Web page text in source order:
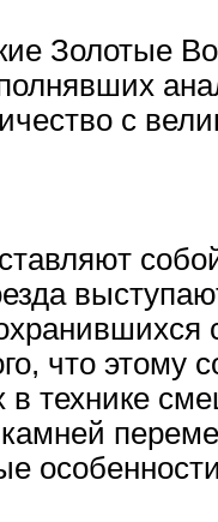
Золотые
с
что этому
в технике